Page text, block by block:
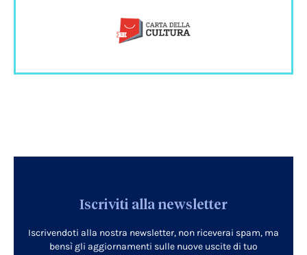
Iscriviti alla newsletter
Iscrivendoti alla nostra newsletter, non riceverai spam, ma
bensì gli aggiornamenti sulle nuove uscite di tuo